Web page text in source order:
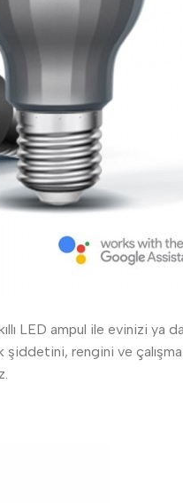
LED ampul ile evinizi ya
rengini ve çalışma